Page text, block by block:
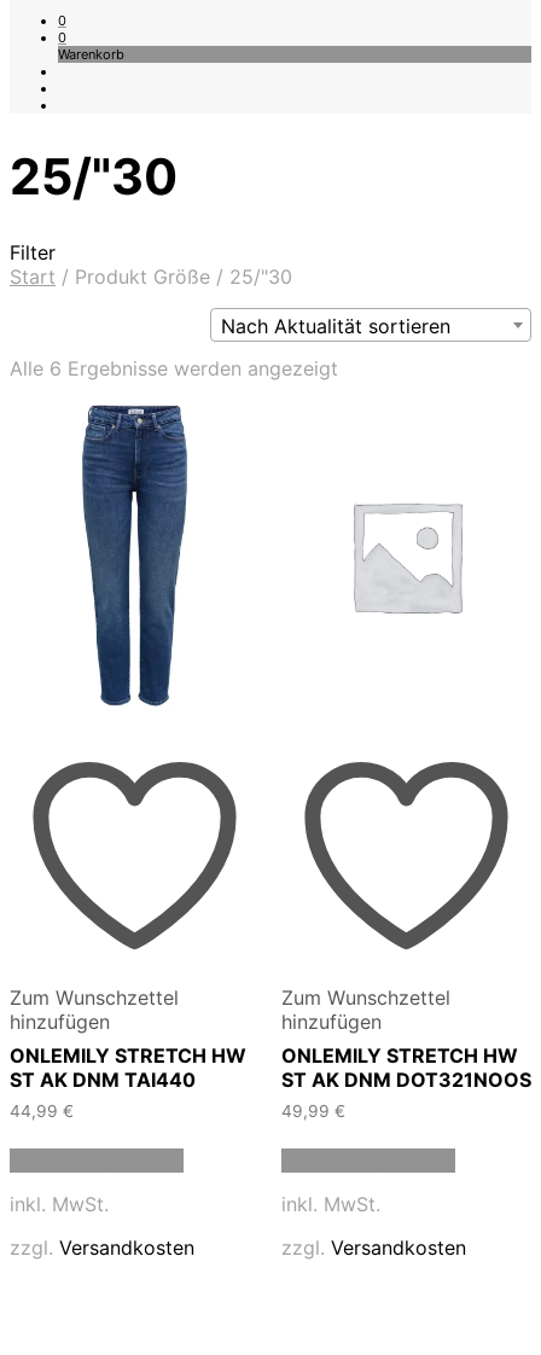
0
0
Warenkorb
25/"30
Filter
Start / Produkt Größe / 25/"30
Nach Aktualität sortieren
Alle 6 Ergebnisse werden angezeigt
Zum Wunschzettel
hinzufügen
ONLEMILY STRETCH HW
ST AK DNM TAI440
44,99 €
auf.
inkl. MwSt.
zzgl. Versandkosten
Zum Wunschzettel
hinzufügen
ONLEMILY STRETCH HW
ST AK DNM DOT321NOOS
49,99 €
auf.
inkl. MwSt.
zzgl. Versandkosten